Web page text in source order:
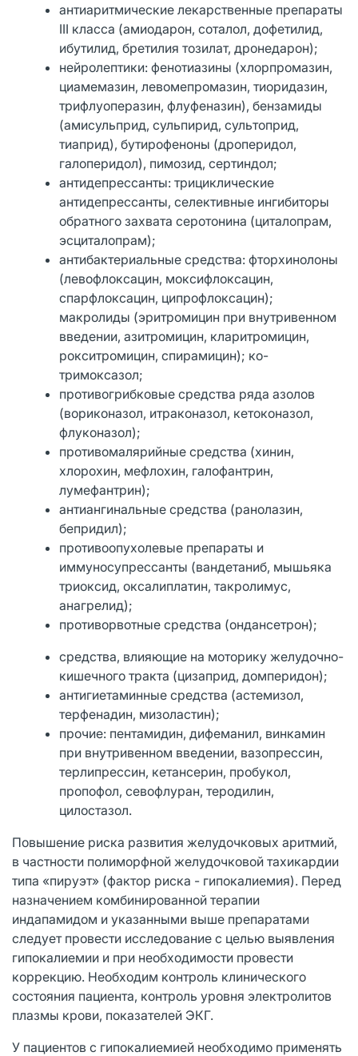
антиаритмические лекарственные препараты
III класса (амиодарон, соталол, дофетилид,
ибутилид, бретилия тозилат, дронедарон);
нейролептики: фенотиазины (хлорпромазин,
циамемазин, левомепромазин, тиоридазин,
трифлуоперазин, флуфеназин), бензамиды
(амисульприд, сульпирид, сультоприд,
тиаприд), бутирофеноны (дроперидол,
галоперидол), пимозид, сертиндол;
антидепрессанты: трициклические
антидепрессанты, селективные ингибиторы
обратного захвата серотонина (циталопрам,
эсциталопрам);
антибактериальные средства: фторхинолоны
(левофлоксацин, моксифлоксацин,
спарфлоксацин, ципрофлоксацин);
макролиды (эритромицин при внутривенном
введении, азитромицин, кларитромицин,
рокситромицин, спирамицин); ко-
тримоксазол;
противогрибковые средства ряда азолов
(вориконазол, итраконазол, кетоконазол,
флуконазол);
противомалярийные средства (хинин,
хлорохин, мефлохин, галофантрин,
лумефантрин);
антиангинальные средства (ранолазин,
бепридил);
противоопухолевые препараты и
иммуносупрессанты (вандетаниб, мышьяка
триоксид, оксалиплатин, такролимус,
анагрелид);
противорвотные средства (ондансетрон);
средства, влияющие на моторику желудочно-
кишечного тракта (цизаприд, домперидон);
антигиетаминные средства (астемизол,
терфенадин, мизоластин);
прочие: пентамидин, дифеманил, винкамин
при внутривенном введении, вазопрессин,
терлипрессин, кетансерин, пробукол,
пропофол, севофлуран, теродилин,
цилостазол.
Повышение риска развития желудочковых аритмий,
в частности полиморфной желудочковой тахикардии
типа «пируэт» (фактор риска - гипокалиемия). Перед
назначением комбинированной терапии
индапамидом и указанными выше препаратами
следует провести исследование с целью выявления
гипокалиемии и при необходимости провести
коррекцию. Необходим контроль клинического
состояния пациента, контроль уровня электролитов
плазмы крови, показателей ЭКГ.
У пациентов с гипокалиемией необходимо применять